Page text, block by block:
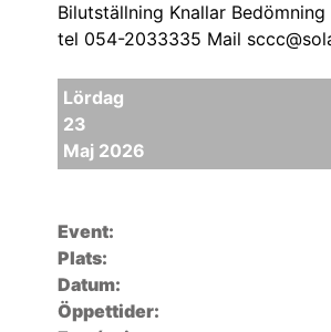
Bilutställning Knallar
tel 054-2033335 Mail
Lördag
23
Maj 2026
Event:
Plats:
Datum:
Öppettider: